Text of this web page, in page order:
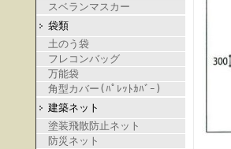
スベランマスカー
袋類
土のう袋
フレコンバッグ
万能袋
角型カバー(ﾊﾟﾚｯﾄｶﾊﾞｰ)
建築ネット
塗装飛散防止ネット
防災ネット